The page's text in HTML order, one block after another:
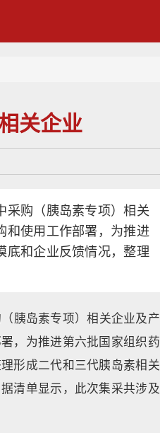
关企业
采购（胰岛素专项）相关
和使用工作部署，为推进
底和企业反馈情况，整理
胰岛素专项）相关企业及产
，为推进第六批国家组织药
形成二代和三代胰岛素相关
清单显示，此次集采共涉及